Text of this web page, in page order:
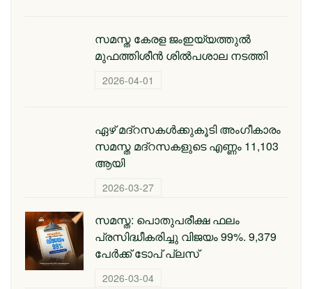
സമസ്ത കേരള ജംഇയ്യത്തുല്‍
മുഫത്തിശീന്‍ ശില്‍പശാല നടത്തി
2026-04-01
ഏഴ് മദ്റസകള്‍ക്കുകൂടി അംഗീകാരം
സമസ്ത മദ്റസകളുടെ എണ്ണം 11,103
ആയി
2026-03-27
സമസ്ത: പൊതുപരീക്ഷ ഫലം
പ്രസിദ്ധീകരിച്ചു വിജയം 99%. 9,379
പേര്‍ക്ക് ടോപ് പ്ലസ്
2026-03-04